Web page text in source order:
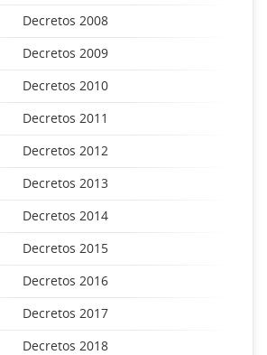
Decretos 2008
Decretos 2009
Decretos 2010
Decretos 2011
Decretos 2012
Decretos 2013
Decretos 2014
Decretos 2015
Decretos 2016
Decretos 2017
Decretos 2018